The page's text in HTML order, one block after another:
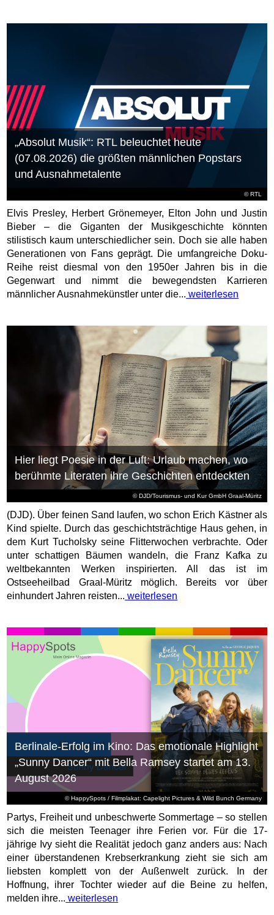
©RTL
„Absolut Musik“: RTL beleuchtet heute
(07.08.2026) die größten männlichen Popstars
und Ausnahmetalente
Elvis Presley, Herbert Grönemeyer, Elton John und Justin
Bieber – die Giganten der Musikgeschichte könnten
stilistisch kaum unterschiedlicher sein. Doch sie alle haben
Generationen von Fans geprägt. Die umfangreiche Doku-
Reihe reist diesmal von den 1950er Jahren bis in die
Gegenwart und nimmt die bewegendsten Karrieren
männlicher Ausnahmekünstler unter die... weiterlesen
© DJD/Tourismus- und Kur GmbH Graal-Müritz
Hier liegt Poesie in der Luft: Urlaub machen, wo
berühmte Literaten ihre Geschichten entdeckten
(DJD). Über feinen Sand laufen, wo schon Erich Kästner als
Kind spielte. Durch das geschichtsträchtige Haus gehen, in
dem Kurt Tucholsky seine Flitterwochen verbrachte. Oder
unter schattigen Bäumen wandeln, die Franz Kafka zu
weltbekannten Werken inspirierten. All das ist im
Ostseeheilbad Graal-Müritz möglich. Bereits vor über
einhundert Jahren reisten... weiterlesen
© HappySpots / Filmplakat: Capelight Pictures & Wild Bunch Germany
Berlinale-Erfolg im Kino: Das emotionale Highlight
„Sunny Dancer“ mit Bella Ramsey startet am 13.
August 2026
Partys, Freiheit und unbeschwerte Sommertage – so stellen
sich die meisten Teenager ihre Ferien vor. Für die 17-
jährige Ivy sieht die Realität jedoch ganz anders aus: Nach
einer überstandenen Krebserkrankung zieht sie sich am
liebsten komplett von der Außenwelt zurück. In der
Hoffnung, ihrer Tochter wieder auf die Beine zu helfen,
melden ihre... weiterlesen